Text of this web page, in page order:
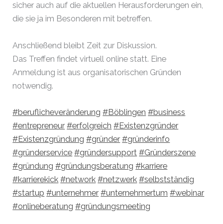
sicher auch auf die aktuellen Herausforderungen ein,
die sie ja im Besonderen mit betreffen.
Anschließend bleibt Zeit zur Diskussion.
Das Treffen findet virtuell online statt. Eine
Anmeldung ist aus organisatorischen Gründen
notwendig.
#beruflicheveränderung #Böblingen #business
#entrepreneur #erfolgreich #Existenzgründer
#Existenzgründung #gründer #gründerinfo
#gründerservice #gründersupport #Gründerszene
#gründung #gründungsberatung #karriere
#karrierekick #network #netzwerk #selbstständig
#startup #unternehmer #unternehmertum #webinar
#onlineberatung #gründungsmeeting